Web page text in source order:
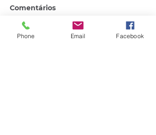
Comentários
Phone Email Facebook